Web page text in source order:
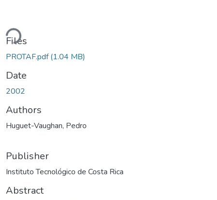
Files
PROTAF.pdf(1.04 MB)
Date
2002
Authors
Huguet-Vaughan, Pedro
Publisher
Instituto Tecnológico de Costa Rica
Abstract